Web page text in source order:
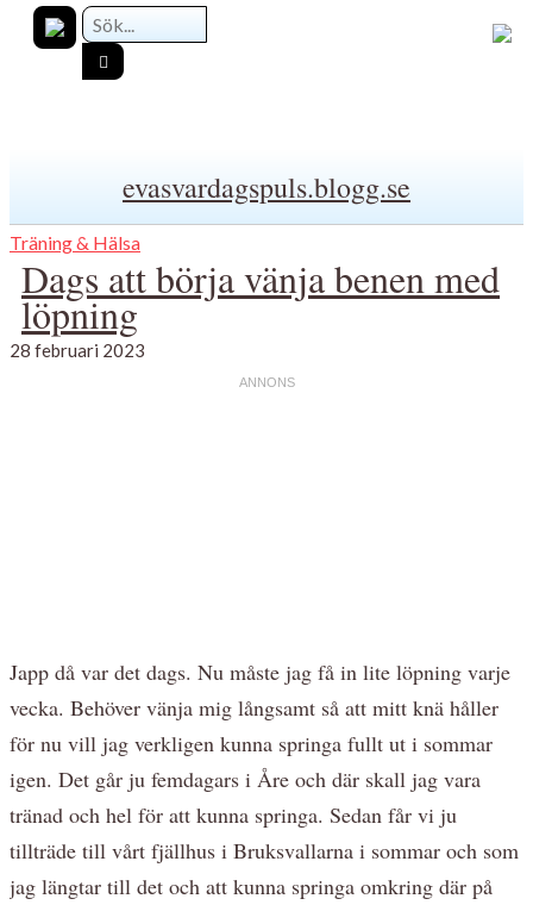
evasvardagspuls.blogg.se
Träning & Hälsa
Dags att börja vänja benen med
löpning
28 februari 2023
Japp då var det dags. Nu måste jag få in lite löpning varje
vecka. Behöver vänja mig långsamt så att mitt knä håller
för nu vill jag verkligen kunna springa fullt ut i sommar
igen. Det går ju femdagars i Åre och där skall jag vara
tränad och hel för att kunna springa. Sedan får vi ju
tillträde till vårt fjällhus i Bruksvallarna i sommar och som
jag längtar till det och att kunna springa omkring där på